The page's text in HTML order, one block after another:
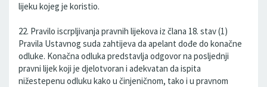
lijeku kojeg je koristio.
22. Pravilo iscrpljivanja pravnih lijekova iz člana 18. stav (1)
Pravila Ustavnog suda zahtijeva da apelant dođe do konačne
odluke. Konačna odluka predstavlja odgovor na posljednji
pravni lijek koji je djelotvoran i adekvatan da ispita
nižestepenu odluku kako u činjeničnom, tako i u pravnom